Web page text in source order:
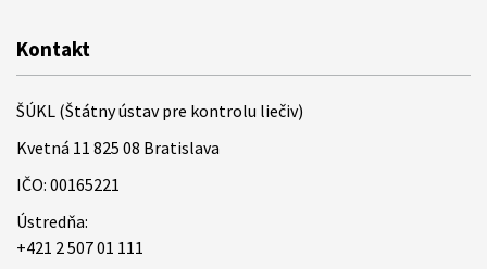
Kontakt
ŠÚKL (Štátny ústav pre kontrolu liečiv)
Kvetná 11 825 08 Bratislava
IČO: 00165221
Ústredňa:
+421 2 507 01 111